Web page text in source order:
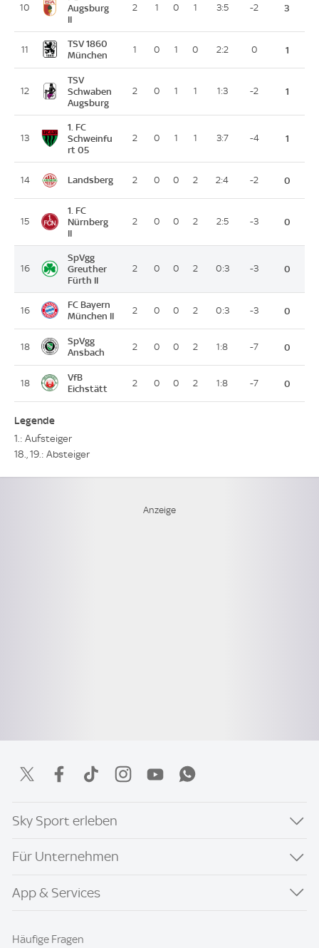
10
Augsburg
II
2 1 0 1 3:5 -2 3
11
TSV 1860
München
1 0 1 0 2:2 0 1
12
TSV
Schwaben
Augsburg
2 0 1 1 1:3 -2 1
13
1. FC
Schweinfu
rt 05
2 0 1 1 3:7 -4 1
14 Landsberg 2 0 0 2 2:4 -2 0
15
1. FC
Nürnberg
II
2 0 0 2 2:5 -3 0
16
SpVgg
Greuther
Fürth II
2 0 0 2 0:3 -3 0
16
FC Bayern
München II
2 0 0 2 0:3 -3 0
18
SpVgg
Ansbach
2 0 0 2 1:8 -7 0
18
VfB
Eichstätt
2 0 0 2 1:8 -7 0
Legende
1.: Aufsteiger
18., 19.: Absteiger
Sky Sport erleben
Für Unternehmen
App & Services
Häufige Fragen